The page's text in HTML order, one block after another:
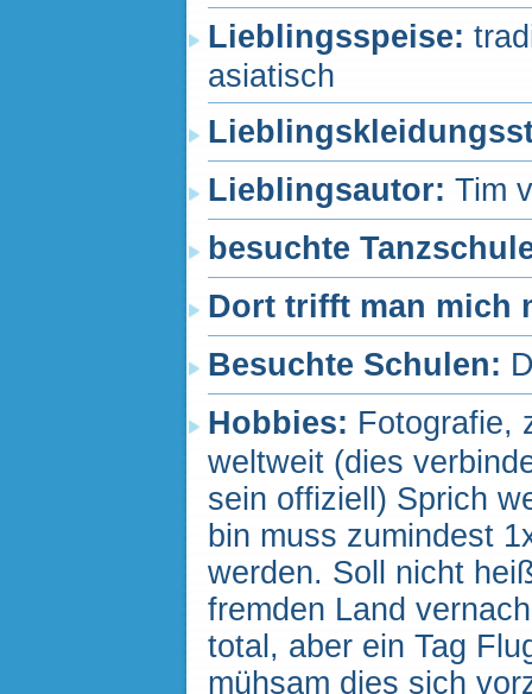
Lieblingsspeise:
asiatisch
Lieblingsautor: Tim
besuchte
Dort trifft man mich
Besuchte Schulen:
Hobbies: Fotografie,
weltweit (dies
sein offiziell) Sprich
bin muss zumindest
werden. Soll nicht
fremden Land
total, aber ein Tag
mühsam dies sich